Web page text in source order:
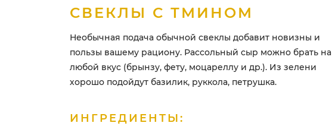
СВЕКЛЫ С ТМИНОМ
Необычная подача обычной свеклы добавит новизны и
пользы вашему рациону. Рассольный сыр можно брать на
любой вкус (брынзу, фету, моцареллу и др.). Из зелени
хорошо подойдут базилик, руккола, петрушка.
ИНГРЕДИЕНТЫ: